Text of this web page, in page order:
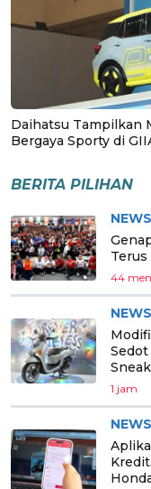
Daihatsu Tampilkan
Bergaya Sporty di
BERITA PILIHAN
NEWS
44
NEWS
1 jam
NEWS